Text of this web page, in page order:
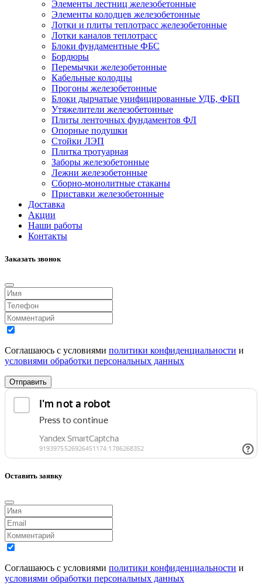
Элементы лестниц железобетонные
Элементы колодцев железобетонные
Лотки и плиты теплотрасс железобетонные
Лотки каналов теплотрасс
Блоки фундаментные ФБС
Бордюры
Перемычки железобетонные
Кабельные колодцы
Прогоны железобетонные
Блоки дырчатые унифицированные УДБ, ФБП
Утяжелители железобетонные
Плиты ленточных фундаментов ФЛ
Опорные подушки
Стойки ЛЭП
Плитка тротуарная
Заборы железобетонные
Лежни железобетонные
Сборно-монолитные стаканы
Приставки железобетонные
Доставка
Акции
Наши работы
Контакты
Заказать звонок
Соглашаюсь с условиями политики конфиденциальности и
условиями обработки персональных данных
Отправить
Оставить заявку
Соглашаюсь с условиями политики конфиденциальности и
условиями обработки персональных данных